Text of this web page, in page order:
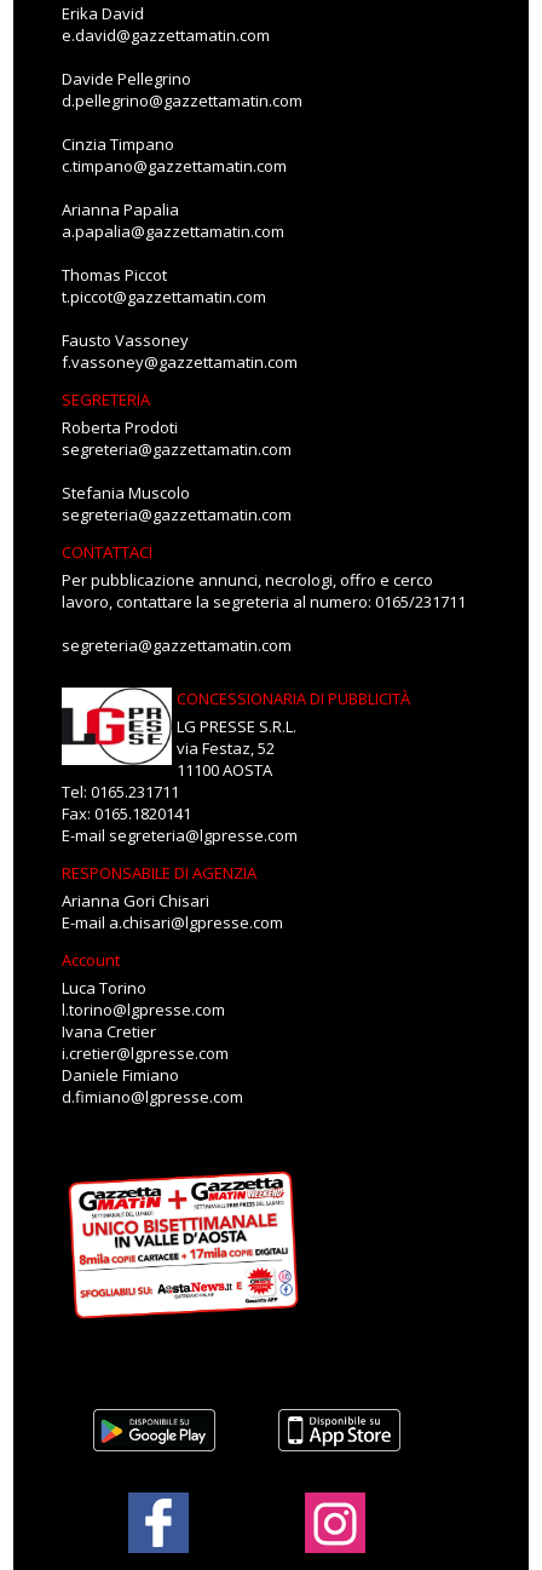
Erika David
e.david@gazzettamatin.com
Davide Pellegrino
d.pellegrino@gazzettamatin.com
Cinzia Timpano
c.timpano@gazzettamatin.com
Arianna Papalia
a.papalia@gazzettamatin.com
Thomas Piccot
t.piccot@gazzettamatin.com
Fausto Vassoney
f.vassoney@gazzettamatin.com
SEGRETERIA
Roberta Prodoti
segreteria@gazzettamatin.com
Stefania Muscolo
segreteria@gazzettamatin.com
CONTATTACI
Per pubblicazione annunci, necrologi, offro e cerco
lavoro, contattare la segreteria al numero: 0165/231711
segreteria@gazzettamatin.com
CONCESSIONARIA DI PUBBLICITÀ
LG PRESSE S.R.L.
via Festaz, 52
11100 AOSTA
Tel: 0165.231711
Fax: 0165.1820141
E-mail segreteria@lgpresse.com
RESPONSABILE DI AGENZIA
Arianna Gori Chisari
E-mail a.chisari@lgpresse.com
Account
Luca Torino
l.torino@lgpresse.com
Ivana Cretier
i.cretier@lgpresse.com
Daniele Fimiano
d.fimiano@lgpresse.com